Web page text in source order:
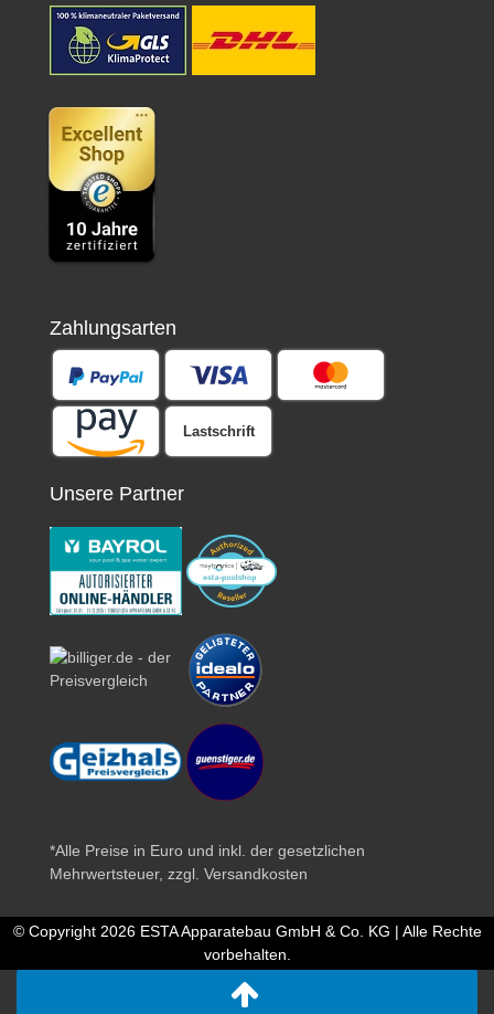
Zahlungsarten
Lastschrift
Unsere Partner
*Alle Preise in Euro und inkl. der gesetzlichen
Mehrwertsteuer, zzgl. Versandkosten
© Copyright 2026 ESTA Apparatebau GmbH & Co. KG | Alle Rechte
vorbehalten.